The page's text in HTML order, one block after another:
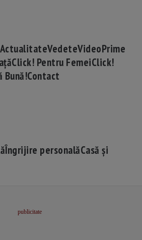
ActualitateVedeteVideoPrime
Click! Pentru FemeiClick!
Bună!Contact
Îngrijire personalăCasă și